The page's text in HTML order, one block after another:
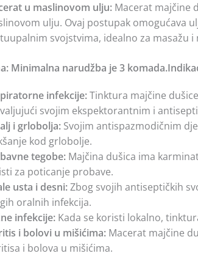
u maslinovom ulju: Macerat majčine
ulju. Ovaj postupak omogućava
svojstvima, idealno za masažu i
Minimalna narudžba je 3
infekcije:Tinktura majčine
svojim ekspektorantnim i
i grlobolja: Svojim antispazmodičnim
kod grlobolje.
tegobe: Majčina dušica ima
za poticanje probave.
usta i desni:Zbog svojih antiseptičkih
oralnih infekcija.
infekcije: Kada se koristi lokalno,
i bolovi u mišićima: Macerat majčine
i bolova u mišićima.